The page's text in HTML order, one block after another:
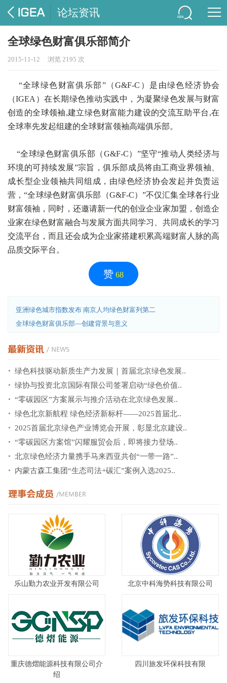
论坛资讯
全球绿色财富俱乐部简介
2015-11-12 浏览 2195 次
“全球绿色财富俱乐部”（G&F-C）是由绿色经济协会
（IGEA）在长期绿色推动实践中，为凝聚绿色发展与财富
创造的全球领袖,建立绿色财富能力建设的交流互助平台,在
全球率先发起组建的全球财富领袖高端俱乐部。
“全球绿色财富俱乐部（G&F-C）”坚守“推动人类经济与
环境的可持续发展”宗旨，俱乐部成员将由工商业界领袖、
成长型企业领袖共同组成，由绿色经济协会发起并负责运
营，“全球绿色财富俱乐部（G&F-C）”不仅汇集全球各行业
财富领袖，同时，还邀请新一代的创业企业家加盟，创造企
业家在绿色财富融合与发展方面共同学习、共同成长的学习
交流平台，而且还会成为企业家搭建积累高端财富人脉的高
品质交际平台。
赞 68
亚洲绿色城市指数发布 南京人均绿色财富列第二
全球绿色财富俱乐部—创建背景与意义
绿色科技驱动新质生产力发展｜首届北京绿色发展..
绿协与投资北京国际有限公司签署启动“绿色价值..
“零碳园区”方案展示与推介活动在北京绿色发展..
绿色北京新航程 绿色经济新标杆——2025首届北..
2025首届北京绿色产业博览会开展，彰显北京建设..
“零碳园区方案馆”闪耀服贸会后，即将接力登场..
北京绿色经济力量携手马来西亚共创“一带一路”..
内蒙古森工集团“生态司法+碳汇”案例入选2025..
乐山勤力农业开发有限公司 北京中科海势科技有限公司
重庆德熠能源科技有限公司介
绍
四川旅发环保科技有限